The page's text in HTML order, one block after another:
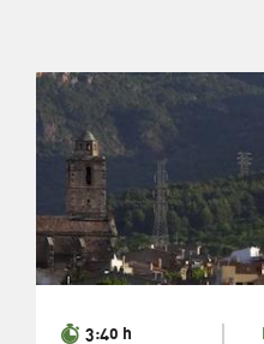
3:40 h